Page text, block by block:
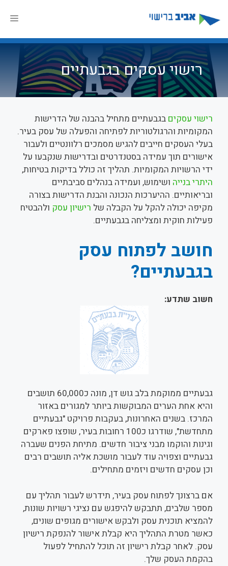
לתוכן
רישוי עסקים בגבעתיים
רישוי עסקים בגבעתיים מתחיל בהבנה של הדרישות
המקומיות והרגולטוריות לפתיחה והפעלה של עסק בעיר.
בעלי העסקים חייבים להגיש מסמכים רלוונטיים ולעבור
אישורים תוך עמידה בסטנדרטים ובדרישות שנקבעו על
ידי הרשויות המקומיות. תהליך זה כולל בדיקות בטיחות,
היתרי בנייה ושימוש, ועמידה בנהלים סביבתיים
ובריאותיים. ההיערכות הנכונה והבנת הדרישות בצורה
מקיפה יכולה להקל על הקבלה של רישיון עסק ולהבטיח
פעילות חוקית ומצליחה בגבעתיים.
חושב לפתוח עסק
בגבעתיים?
חשוב שתדע:
גבעתיים ממוקמת בלב גוש דן, מונה כ60,000 תושבים
והיא אחת הערים המבוקשות ביותר למגורים באזור
המרכז. בשנים האחרונות, בעקבות פרויקט "גבעתיים
מתחדשת", שודרגו כ100 רחובות בעיר, שופצו פארקים
וגינות והוקמו מבני ציבור חדשים. מתיחת הפנים שעברה
גבעתיים וצפויה עוד לעבור מושכת אליה תושבים רבים
וכן עסקים חדשים ויזמים מתחילים.
אם ברצונך לפתוח עסק בעיר, תידרש לעבור תהליך עם
מספר שלבים, תתבקש להיפגש עם נציגי רשויות שונות,
להמציא תוכנית עסק ולבקש אישורים מגופים שונים,
כאשר מטרת התהליך היא קבלת אישור להנפקת רישיון
עסק. לאחר קבלת רישיון זה תוכל להתחיל לפעול
בהקמת העסק שלך.